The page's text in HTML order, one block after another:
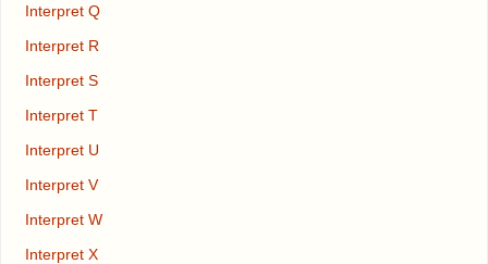
Interpret Q
Interpret R
Interpret S
Interpret T
Interpret U
Interpret V
Interpret W
Interpret X